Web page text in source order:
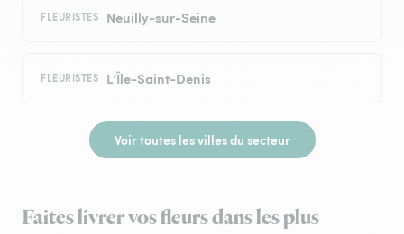
FLEURISTES Neuilly-sur-Seine
FLEURISTES L’Île-Saint-Denis
Voir toutes les villes du secteur
Faites livrer vos fleurs dans les plus